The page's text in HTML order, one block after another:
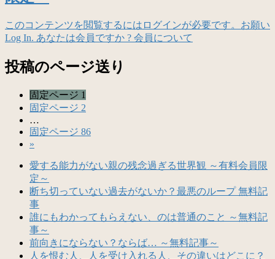
このコンテンツを閲覧するにはログインが必要です。お願い
Log In. あなたは会員ですか ? 会員について
投稿のページ送り
固定ページ 1
固定ページ 2
…
固定ページ 86
»
愛する能力がない親の残念過ぎる世界観 ～有料会員限
定～
断ち切っていない過去がないか？最悪のループ 無料記
事
誰にもわかってもらえない、のは普通のこと ～無料記
事～
前向きにならない？ならば… ～無料記事～
人を恨む人、人を受け入れる人、その違いはどこに？